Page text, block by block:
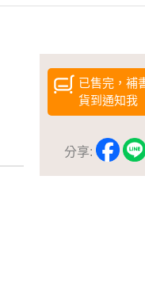
已售完，補
貨到通知我
分享: